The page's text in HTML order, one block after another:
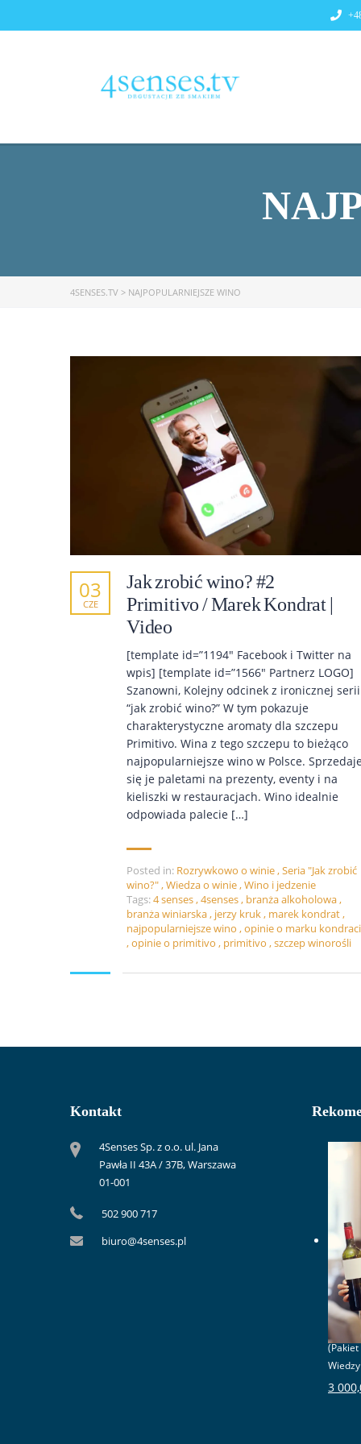
4SENSES.TV > NAJPOPULARNIEJSZE WINO
Jak zrobić wino? #2
Primitivo / Marek Kondrat |
Video
03
CZE
[template id=”1194″ Facebook i Twitter na
wpis] [template id=”1566″ Partnerz LOGO]
Szanowni, Kolejny odcinek z ironicznej
“jak zrobić wino?” W tym pokazuje
charakterystyczne aromaty dla szczepu
Primitivo. Wina z tego szczepu to bieżąco
najpopularniejsze wino w Polsce.
się je paletami na prezenty, eventy i na
kieliszki w restauracjach. Wino idealnie
odpowiada palecie […]
Posted in: Rozrywkowo o winie,Seria "Jak zrobić
wino?",Wiedza o winie,Wino i jedzenie
Tags:4 senses,4senses, branża alkoholowa,
branża winiarska, jerzy kruk, marek kondrat,
najpopularniejsze wino ,opinie o marku
,opinie o primitivo , primitivo ,szczep winorośli
Kontakt
4Senses Sp. z o.o. ul. Jana
Pawła II 43A / 37B, Warszawa
01-001
502 900 717
biuro@4senses.pl
3